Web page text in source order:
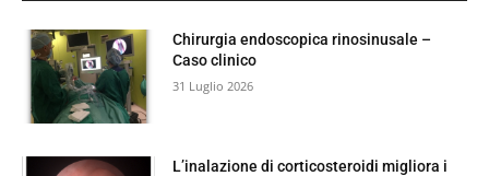
Chirurgia endoscopica rinosinusale –
Caso clinico
31 Luglio 2026
L’inalazione di corticosteroidi migliora i